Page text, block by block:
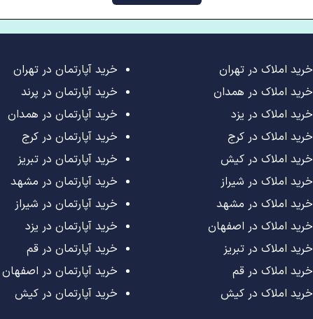
خرید املاک در تهران
خرید املاک در همدان
خرید املاک در یزد
خرید املاک در کرج
خرید املاک در کیش
خرید املاک در شیراز
خرید املاک در مشهد
خرید املاک در اصفهان
خرید املاک در تبریز
خرید املاک در قم
خرید املاک در کیش
خرید آپارتمان در تهران
خرید آپارتمان در پرند
خرید آپارتمان در همدان
خرید آپارتمان در کرج
خرید آپارتمان در تبریز
خرید آپارتمان در مشهد
خرید آپارتمان در شیراز
خرید آپارتمان در یزد
خرید آپارتمان در قم
خرید آپارتمان در اصفهان
خرید آپارتمان در کیش